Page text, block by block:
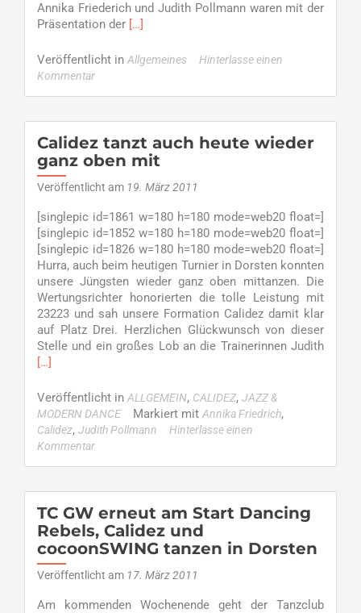
Annika Friederich und Judith Pollmann waren mit der
Präsentation der Read
about
Führung
–
Calidez
und
cocoonSWING
erfolgreich
in
Dorsten
[…]
Veröffentlicht in Allgemeines
Hinterlasse einen
Kommentar
Calidez tanzt auch heute wieder
ganz oben mit
Veröffentlicht am 19. März 2011
[singlepic id=1861 w=180 h=180 mode=web20 float=]
[singlepic id=1852 w=180 h=180 mode=web20 float=]
[singlepic id=1826 w=180 h=180 mode=web20 float=]
Hurra, auch beim heutigen Turnier in Dorsten konnten
unsere Jüngsten wieder ganz oben mittanzen. Die
Wertungsrichter honorierten die tolle Leistung mit
23223 und sah unsere Formation Calidez damit klar
auf Platz Drei. Herzlichen Glückwunsch von dieser
Stelle und ein großes Lob an die Trainerinnen JudithRead
oben
[…]
Veröffentlicht in ALLGEMEIN, CALIDEZ, JAZZ &
MODERN DANCE
Markiert mit Annika Friedrich,
Calidez, Judith Pollmann
Hinterlasse einen
Kommentar
TC GW erneut am Start Dancing
Rebels, Calidez und
cocoonSWING tanzen in Dorsten
Veröffentlicht am 17. März 2011
Am kommenden Wochenende geht der Tanzclub